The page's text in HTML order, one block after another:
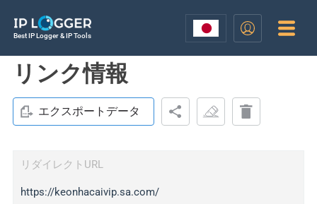
Best IP Logger & IP Tools
リンク情報
エクスポートデータ
リダイレクトURL
https://keonhacaivip.sa.com/